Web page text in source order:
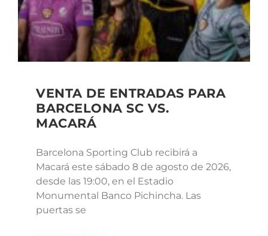
VENTA DE ENTRADAS PARA
BARCELONA SC VS.
MACARÁ
Barcelona Sporting Club recibirá a
Macará este sábado 8 de agosto de 2026,
desde las 19:00, en el Estadio
Monumental Banco Pichincha. Las
puertas se